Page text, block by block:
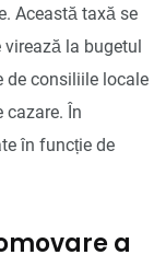
Această taxă se
virează la bugetul
de consiliile locale
cazare. În
în funcție de
a